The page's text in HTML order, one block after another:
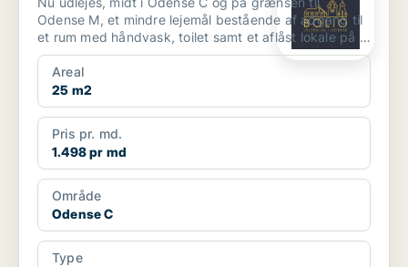
Odense M, et mindre lejemål bestående af adgang til
et rum med håndvask, toilet samt et aflåst lokale på 4
x 3 ...
Areal
25 m2
Pris pr. md.
1.498 pr md
Område
Odense C
Type